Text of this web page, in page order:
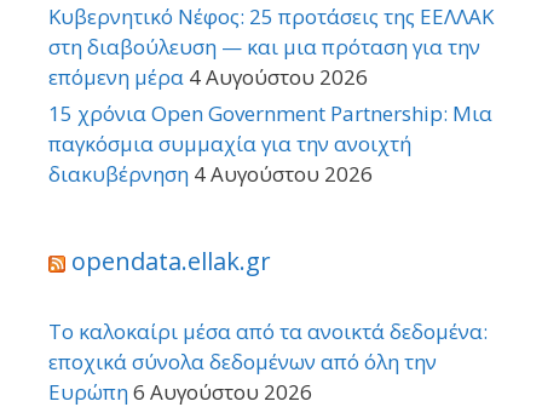
Κυβερνητικό Νέφος: 25 προτάσεις της ΕΕΛΛΑΚ
στη διαβούλευση — και μια πρόταση για την
επόμενη μέρα 4 Αυγούστου 2026
15 χρόνια Open Government Partnership: Μια
παγκόσμια συμμαχία για την ανοιχτή
διακυβέρνηση 4 Αυγούστου 2026
opendata.ellak.gr
Το καλοκαίρι μέσα από τα ανοικτά δεδομένα:
εποχικά σύνολα δεδομένων από όλη την
Ευρώπη6 Αυγούστου 2026